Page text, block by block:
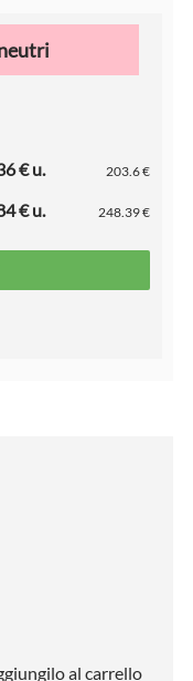
€ u. 203.6 €
€ u. 248.39 €
al carrello